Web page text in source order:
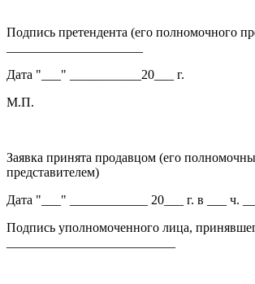
Подпись претендента (его полномочного
Дата "___" ___________20___ г.
М.П.
Заявка принята продавцом (его
представителем)
Дата "___" ____________ 20___ г. в ___ ч.
Подпись уполномоченного лица,